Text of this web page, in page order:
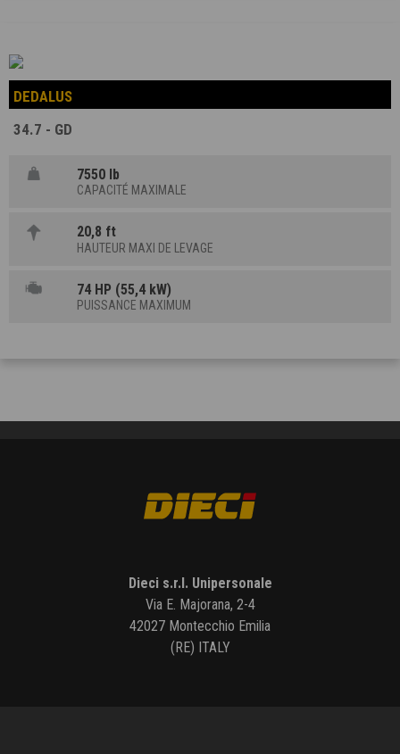
DEDALUS
34.7 - GD
7550 lb
CAPACITÉ MAXIMALE
20,8 ft
HAUTEUR MAXI DE LEVAGE
74 HP (55,4 kW)
PUISSANCE MAXIMUM
Dieci s.r.l. Unipersonale
Via E. Majorana, 2-4
42027 Montecchio Emilia
(RE) ITALY